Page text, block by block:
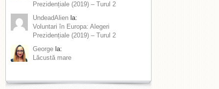
Prezidențiale (2019) – Turul 2
UndeadAlien la:
Voluntari în Europa: Alegeri
Prezidențiale (2019) – Turul 2
George la:
Lăcustă mare